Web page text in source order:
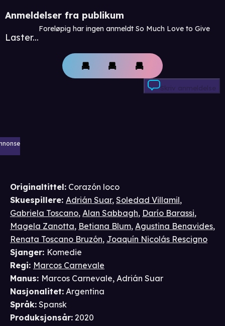
Anmeldelser fra publikum
Laster...
Foreløpig har ingen anmeldt So Much Love to Give
Skriv anmeldelse
Originaltittel: Corazón loco
Skuespillere: Adrián Suar, Soledad Villamil,
Gabriela Toscano, Alan Sabbagh, Darío Barassi,
Magela Zanotta, Betiana Blum, Agustina Benavides,
Renata Toscano Bruzón, Joaquín Nicolás Rescigno
Sjanger: Komedie
Regi: Marcos Carnevale
Manus: Marcos Carnevale, Adrián Suar
Nasjonalitet: Argentina
Språk: Spansk
Produksjonsår: 2020